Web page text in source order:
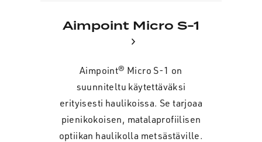
Aimpoint Micro S-1
Aimpoint® Micro S-1 on
suunniteltu käytettäväksi
erityisesti haulikoissa. Se tarjoaa
pienikokoisen, matalaprofiilisen
optiikan haulikolla metsästäville.